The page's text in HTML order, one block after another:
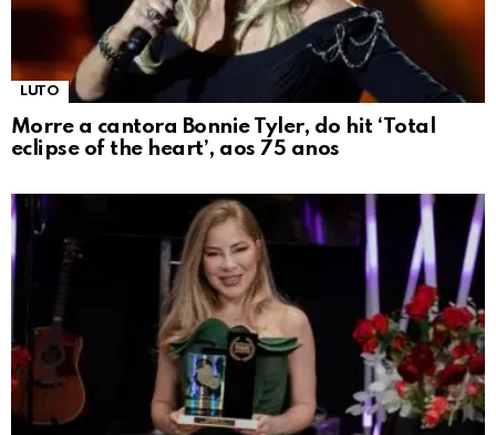
LUTO
Morre a cantora Bonnie Tyler, do hit ‘Total
eclipse of the heart’, aos 75 anos